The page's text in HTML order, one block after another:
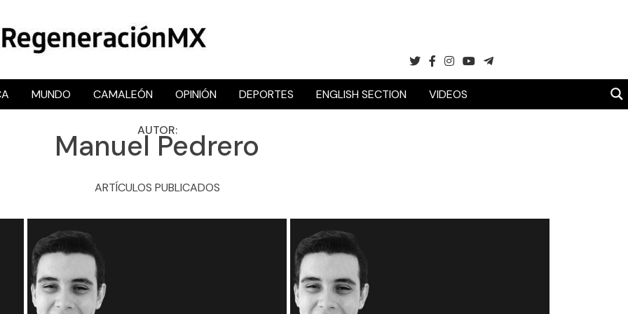
RegeneraciónMX
Sitio de noticias libre e independiente
MUNDO CAMALEÓN OPINIÓN DEPORTES ENGLISH SECTION VIDEOS
AUTOR:
Manuel Pedrero
ARTÍCULOS PUBLICADOS